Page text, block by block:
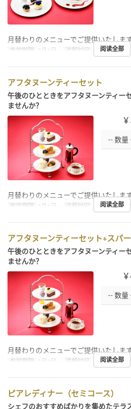
月替わりのメニューでご提供いたしま
有效期限 3月1日 ~ 进餐时间 下午茶, 晚餐
阅读全部
アフタヌーンティーセット
午後のひとときをアフタヌーンティー
ませんか？
¥
月替わりのメニューでご提供いたしま
有效期限 3月1日 ~ 进餐时间 午餐, 下午茶,
阅读全部
アフタヌーンティーセット+スパ
午後のひとときをアフタヌーンティー
ませんか？
¥
月替わりのメニューでご提供いたしま
有效期限 3月1日 ~ 进餐时间 午餐, 下午茶,
阅读全部
ピアレディナー（セミコース）
シェフのおすすめばかりを集めたテラ